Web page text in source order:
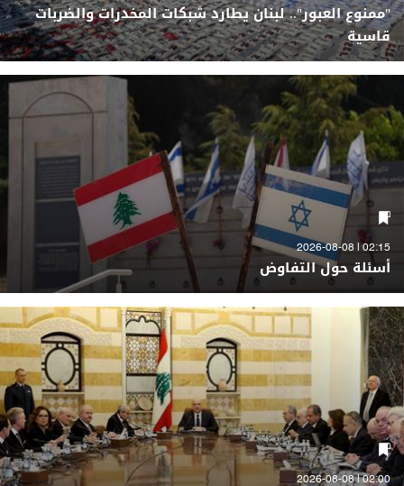
"ممنوع العبور".. لبنان يطارد شبكات المخدرات والضربات
قاسية
02:15 | 2026-08-08
أسئلة حول التفاوض
02:00 | 2026-08-08